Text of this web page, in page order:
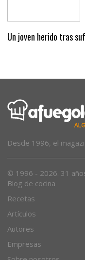
Blog de cocina
Recetas
Artículos
Autores